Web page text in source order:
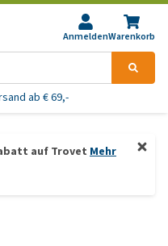
AnmeldenWarenkorb
ab € 69,-
auf Trovet Mehr